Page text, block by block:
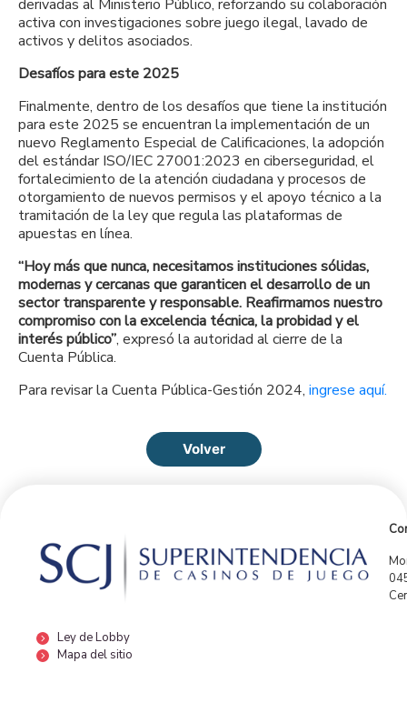
derivadas al Ministerio Público, reforzando su colaboración
activa con investigaciones sobre juego ilegal, lavado de
activos y delitos asociados.
Desafíos para este 2025
Finalmente, dentro de los desafíos que tiene la institución
para este 2025 se encuentran la implementación de un
nuevo Reglamento Especial de Calificaciones, la adopción
del estándar ISO/IEC 27001:2023 en ciberseguridad, el
fortalecimiento de la atención ciudadana y procesos de
otorgamiento de nuevos permisos y el apoyo técnico a la
tramitación de la ley que regula las plataformas de
apuestas en línea.
“Hoy más que nunca, necesitamos instituciones sólidas,
modernas y cercanas que garanticen el desarrollo de un
sector transparente y responsable. Reafirmamos nuestro
compromiso con la excelencia técnica, la probidad y el
interés público”, expresó la autoridad al cierre de la
Cuenta Pública.
Para revisar la Cuenta Pública-Gestión 2024, ingrese aquí.
Volver
Ley de Lobby
Mapa del sitio